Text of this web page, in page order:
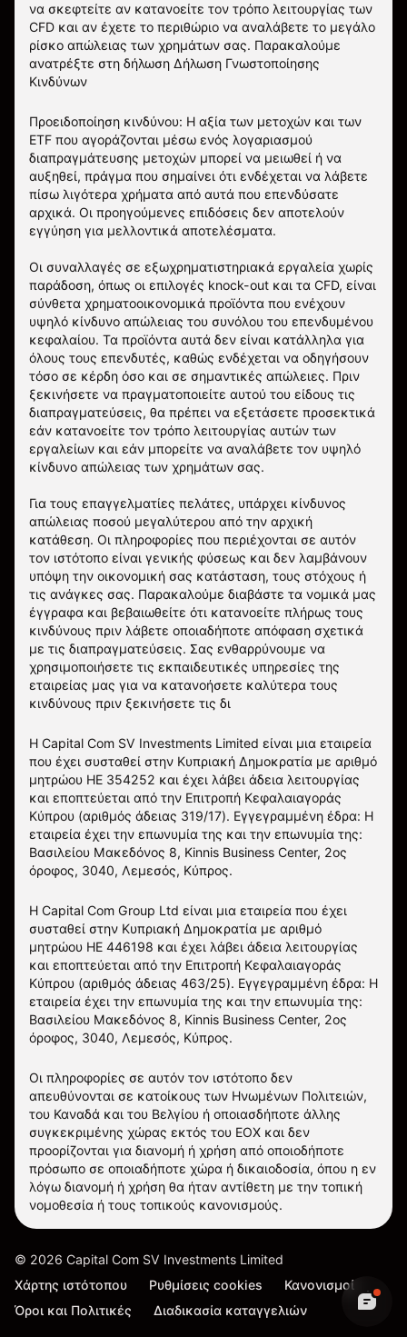
να σκεφτείτε αν κατανοείτε τον τρόπο λειτουργίας των
CFD και αν έχετε το περιθώριο να αναλάβετε το μεγάλο
ρίσκο απώλειας των χρημάτων σας. Παρακαλούμε
ανατρέξτε στη δήλωση Δήλωση Γνωστοποίησης
Κινδύνων
Προειδοποίηση κινδύνου: Η αξία των μετοχών και των
ETF που αγοράζονται μέσω ενός λογαριασμού
διαπραγμάτευσης μετοχών μπορεί να μειωθεί ή να
αυξηθεί, πράγμα που σημαίνει ότι ενδέχεται να λάβετε
πίσω λιγότερα χρήματα από αυτά που επενδύσατε
αρχικά. Οι προηγούμενες επιδόσεις δεν αποτελούν
εγγύηση για μελλοντικά αποτελέσματα.
Οι συναλλαγές σε εξωχρηματιστηριακά εργαλεία χωρίς
παράδοση, όπως οι επιλογές knock-out και τα CFD, είναι
σύνθετα χρηματοοικονομικά προϊόντα που ενέχουν
υψηλό κίνδυνο απώλειας του συνόλου του επενδυμένου
κεφαλαίου. Τα προϊόντα αυτά δεν είναι κατάλληλα για
όλους τους επενδυτές, καθώς ενδέχεται να οδηγήσουν
τόσο σε κέρδη όσο και σε σημαντικές απώλειες. Πριν
ξεκινήσετε να πραγματοποιείτε αυτού του είδους τις
διαπραγματεύσεις, θα πρέπει να εξετάσετε προσεκτικά
εάν κατανοείτε τον τρόπο λειτουργίας αυτών των
εργαλείων και εάν μπορείτε να αναλάβετε τον υψηλό
κίνδυνο απώλειας των χρημάτων σας.
Για τους επαγγελματίες πελάτες, υπάρχει κίνδυνος
απώλειας ποσού μεγαλύτερου από την αρχική
κατάθεση. Οι πληροφορίες που περιέχονται σε αυτόν
τον ιστότοπο είναι γενικής φύσεως και δεν λαμβάνουν
υπόψη την οικονομική σας κατάσταση, τους στόχους ή
τις ανάγκες σας. Παρακαλούμε διαβάστε τα νομικά μας
έγγραφα και βεβαιωθείτε ότι κατανοείτε πλήρως τους
κινδύνους πριν λάβετε οποιαδήποτε απόφαση σχετικά
με τις διαπραγματεύσεις. Σας ενθαρρύνουμε να
χρησιμοποιήσετε τις εκπαιδευτικές υπηρεσίες της
εταιρείας μας για να κατανοήσετε καλύτερα τους
κινδύνους πριν ξεκινήσετε τις δι
Η Capital Com SV Investments Limited είναι μια εταιρεία
που έχει συσταθεί στην Κυπριακή Δημοκρατία με αριθμό
μητρώου HE 354252 και έχει λάβει άδεια λειτουργίας
και εποπτεύεται από την Επιτροπή Κεφαλαιαγοράς
Κύπρου (αριθμός άδειας 319/17). Εγγεγραμμένη έδρα: Η
εταιρεία έχει την επωνυμία της και την επωνυμία της:
Βασιλείου Μακεδόνος 8, Kinnis Business Center, 2ος
όροφος, 3040, Λεμεσός, Κύπρος.
Η Capital Com Group Ltd είναι μια εταιρεία που έχει
συσταθεί στην Κυπριακή Δημοκρατία με αριθμό
μητρώου ΗΕ 446198 και έχει λάβει άδεια λειτουργίας
και εποπτεύεται από την Επιτροπή Κεφαλαιαγοράς
Κύπρου (αριθμός άδειας 463/25). Εγγεγραμμένη έδρα: Η
εταιρεία έχει την επωνυμία της και την επωνυμία της:
Βασιλείου Μακεδόνος 8, Kinnis Business Center, 2ος
όροφος, 3040, Λεμεσός, Κύπρος.
Οι πληροφορίες σε αυτόν τον ιστότοπο δεν
απευθύνονται σε κατοίκους των Ηνωμένων Πολιτειών,
του Καναδά και του Βελγίου ή οποιασδήποτε άλλης
συγκεκριμένης χώρας εκτός του ΕΟΧ και δεν
προορίζονται για διανομή ή χρήση από οποιοδήποτε
πρόσωπο σε οποιαδήποτε χώρα ή δικαιοδοσία, όπου η εν
λόγω διανομή ή χρήση θα ήταν αντίθετη με την τοπική
νομοθεσία ή τους τοπικούς κανονισμούς.
© 2026 Capital Com SV Investments Limited
Χάρτης ιστότοπου
Ρυθμίσεις cookies
Κανονισμοί
Όροι και Πολιτικές
Διαδικασία καταγγελιών